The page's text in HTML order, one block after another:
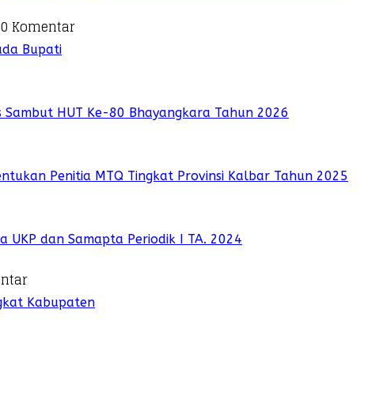
0 Komentar
Bupati
Sambut HUT Ke-80 Bhayangkara Tahun 2026
Penitia MTQ Tingkat Provinsi Kalbar Tahun 2025
UKP dan Samapta Periodik I TA. 2024
Kabupaten